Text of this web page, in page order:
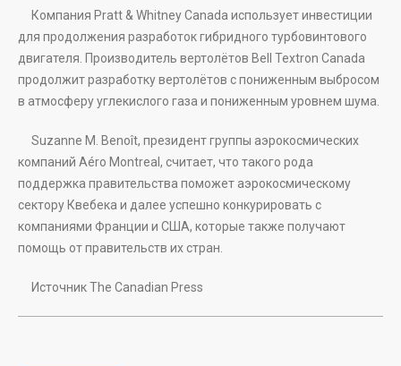
Компания Pratt & Whitney Canada использует инвестиции
для продолжения разработок гибридного турбовинтового
двигателя. Производитель вертолётов Bell Textron Canada
продолжит разработку вертолётов с пониженным выбросом
в атмосферу углекислого газа и пониженным уровнем шума.
Suzanne M. Benoît, президент группы аэрокосмических
компаний Aéro Montreal, считает, что такого рода
поддержка правительства поможет аэрокосмическому
сектору Квебека и далее успешно конкурировать с
компаниями Франции и США, которые также получают
помощь от правительств их стран.
Источник The Canadian Press